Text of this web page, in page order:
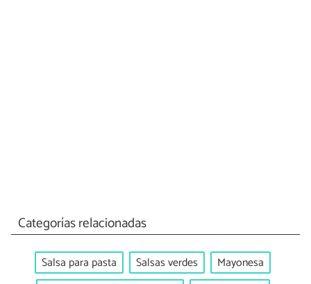
Categorías relacionadas
Salsa para pasta Salsas verdes
Mayonesa